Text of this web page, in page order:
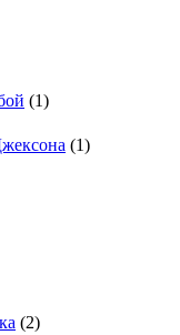
(1)
(1)
(2)